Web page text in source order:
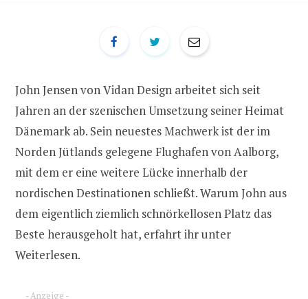
John Jensen von Vidan Design arbeitet sich seit
Jahren an der szenischen Umsetzung seiner Heimat
Dänemark ab. Sein neuestes Machwerk ist der im
Norden Jütlands gelegene Flughafen von Aalborg,
mit dem er eine weitere Lücke innerhalb der
nordischen Destinationen schließt. Warum John aus
dem eigentlich ziemlich schnörkellosen Platz das
Beste herausgeholt hat, erfahrt ihr unter
Weiterlesen.
- Anzeige -